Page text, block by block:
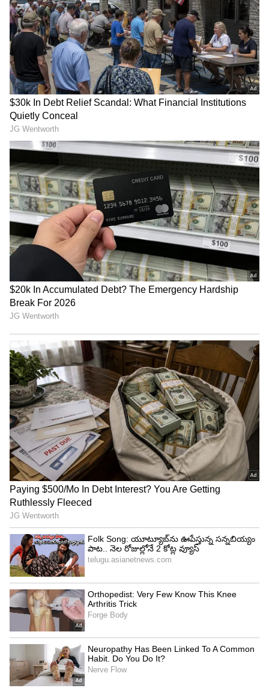
ఢిల్లీలో ల్యాండ్ అయిన చరణ్ ఎయిర్ పోర్టులో మీడియాతో
మాట్లాడుతూ.. ప్రజల పాట గెలిచిందన్నారు. 'నాటు నాటు'
విజయానికి ప్రజల ప్రేమే కారణమన్నారు. ఇది అభిమానుల
పాట. ఇది ప్రజల పాట. విభిన్న సంస్కృతులు, దేశాలకు
చెందిన వారు దీనిని సొంతం చేసుకున్నారన్నారు. ఈ
పాటను ఆస్కార్‌కు తీసుకెళ్లింది వారేనని నేను బలంగా
నమ్ముతున్నానని తెలిపారు. అలాగే కీరవాణి, చంద్రబోస్‌,
రాజమౌళికి, ఆడియెన్స్ కు స్పెషల్ థ్యాంక్స్ చెప్పారు.
ప్రతిష్టాత్మకమైన ‘ఆస్కార్’ అవార్డు ఇండియా సొంతమైన
సందర్భంగా భారతీయులు గర్విస్తున్నారు. ఒరిజినల్ సాంగ్
విభాగంలో సెన్సేషనల్ సాంగ్ ‘నాటు నాటు’ అవార్డును
గెలుచుకోవడం ఇండియన్ సినిమా స్థాయిని మరో ఎత్తుకు
తీసుకెళ్లిందని ప్రముఖులు అభినందిస్తున్నారు. మార్చి 13న
అమెరికాలోని డాల్బీ థియేటర్ లో ఎంఎం కీరవాణి,
చంద్రబోస్ అవార్డును స్వీకరించారు. ఆస్కార్ వేదికపై స్పీచ్
తో ఆకట్టుకున్నారు.
డ్రగ్స్ రహిత సమాజం కోసం మోదీ మాస్టర్
ప్లాన్ | Nasha Mukt Yuva for Viksit
Bharat Explained